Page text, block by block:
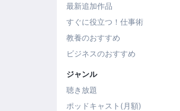
最新追加作品
すぐに役立つ！仕事術
教養のおすすめ
ビジネスのおすすめ
ジャンル
聴き放題
ポッドキャスト(月額)